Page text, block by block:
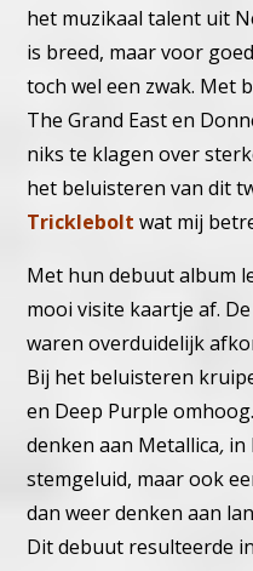
het muzikaal talent uit
is breed, maar voor
toch wel een zwak. Met
The Grand East en
niks te klagen over
het beluisteren van dit
Tricklebolt wat mij
Met hun debuut album
mooi visite kaartje af.
waren overduidelijk
Bij het beluisteren
en Deep Purple
denken aan Metallica, in
stemgeluid, maar ook
dan weer denken aan
Dit debuut resulteerde